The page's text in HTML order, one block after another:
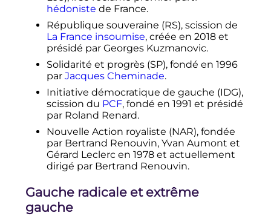
hédoniste de France.
République souveraine (RS), scission de
La France insoumise, créée en 2018 et
présidé par Georges Kuzmanovic.
Solidarité et progrès (SP), fondé en 1996
par Jacques Cheminade.
Initiative démocratique de gauche (IDG),
scission du PCF, fondé en 1991 et présidé
par Roland Renard.
Nouvelle Action royaliste (NAR), fondée
par Bertrand Renouvin, Yvan Aumont et
Gérard Leclerc en 1978 et actuellement
dirigé par Bertrand Renouvin.
Gauche radicale et extrême
gauche